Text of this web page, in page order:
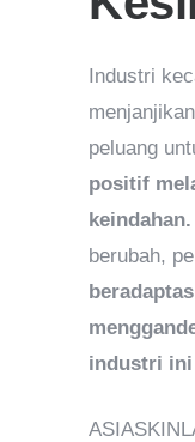
Industri
peluang
positif
keindahan.
berubah,
industri ini